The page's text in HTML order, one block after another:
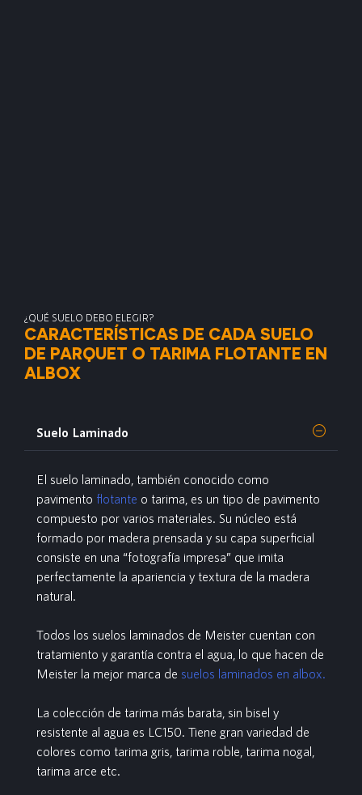
¿QUÉ SUELO DEBO ELEGIR?
CARACTERÍSTICAS DE CADA SUELO
DE PARQUET O TARIMA FLOTANTE EN
ALBOX
Suelo Laminado
El suelo laminado , también conocido como
pavimento flotante o tarima, es un tipo de pavimento
compuesto por varios materiales. Su núcleo está
formado por madera prensada y su capa superficial
consiste en una “fotografía impresa” que imita
perfectamente la apariencia y textura de la madera
natural.
Todos los suelos laminados de Meister cuentan con
tratamiento y garantía contra el agua, lo que hacen de
Meister la mejor marca de suelos laminados en albox.
La colección de tarima más barata, sin bisel y
resistente al agua es LC150. Tiene gran variedad de
colores como tarima gris, tarima roble, tarima nogal,
tarima arce etc.